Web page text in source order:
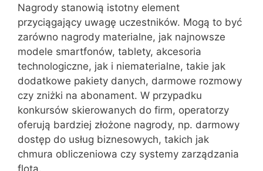
Nagrody stanowią istotny element
przyciągający uwagę uczestników. Mogą to być
zarówno nagrody materialne, jak najnowsze
modele smartfonów, tablety, akcesoria
technologiczne, jak i niematerialne, takie jak
dodatkowe pakiety danych, darmowe rozmowy
czy zniżki na abonament. W przypadku
konkursów skierowanych do firm, operatorzy
oferują bardziej złożone nagrody, np. darmowy
dostęp do usług biznesowych, takich jak
chmura obliczeniowa czy systemy zarządzania
flotą.